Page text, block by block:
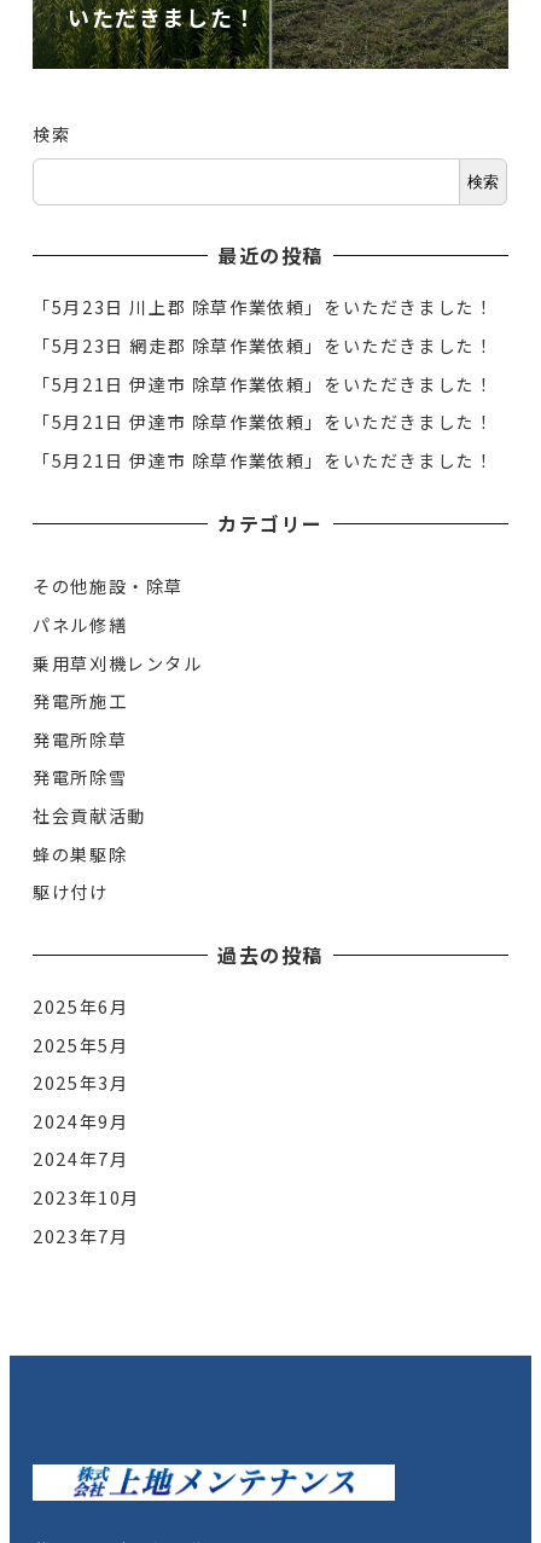
いただきました！
検索
検索
最近の投稿
「5月23日 川上郡 除草作業依頼」をいただきました！
「5月23日 網走郡 除草作業依頼」をいただきました！
「5月21日 伊達市 除草作業依頼」をいただきました！
「5月21日 伊達市 除草作業依頼」をいただきました！
「5月21日 伊達市 除草作業依頼」をいただきました！
カテゴリー
その他施設・除草
パネル修繕
乗用草刈機レンタル
発電所施工
発電所除草
発電所除雪
社会貢献活動
蜂の巣駆除
駆け付け
過去の投稿
2025年6月
2025年5月
2025年3月
2024年9月
2024年7月
2023年10月
2023年7月